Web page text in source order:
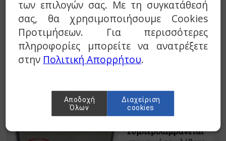
αναγνώριση βλαβών
Πολύ υψηλός βαθμός απόδοσης
Εναλλάκτης συμπύκνωσης κατασκευασμένος από
ανοξείδωτο χάλυβα τιτανίου ειδικής σκληρότητας
Ιδιαίτερα χαμηλό επίπεδο θορύβου
Μικρές διαστάσεις
των επιλογών σας. Με τη συγκατάθεσή
σας, θα χρησιμοποιήσουμε Cookies
Προτιμήσεων. Για περισσότερες
πληροφορίες μπορείτε να ανατρέξετε
στην Πολιτική Απορρήτου.
Αποδοχή
Όλων
Διαχείριση
cookies